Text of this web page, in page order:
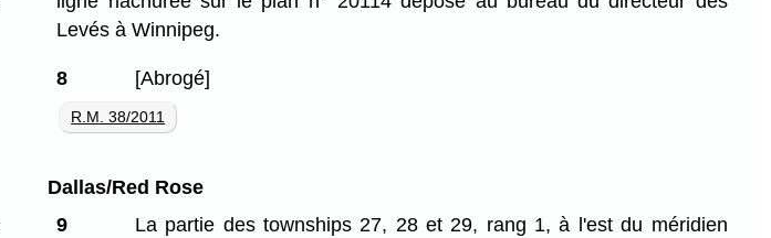
Levés à Winnipeg.
8 [Abrogé]
R.M. 38/2011
Dallas/Red Rose
9
La partie des townships 27, 28 et 29, rang 1, à l'est du méridien